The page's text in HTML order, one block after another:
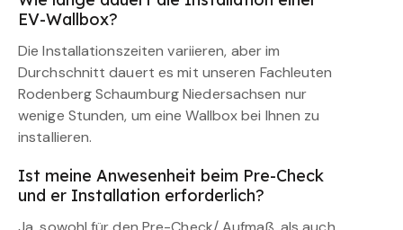
EV-Wallbox?
Die Installationszeiten variieren, aber im
Durchschnitt dauert es mit unseren Fachleuten
Rodenberg Schaumburg Niedersachsen nur
wenige Stunden, um eine Wallbox bei Ihnen zu
installieren.
Ist meine Anwesenheit beim Pre-Check
und er Installation erforderlich?